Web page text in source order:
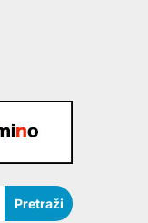
Pretraži